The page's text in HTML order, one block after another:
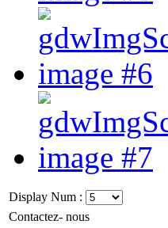
Display Num :
Contactez- nous